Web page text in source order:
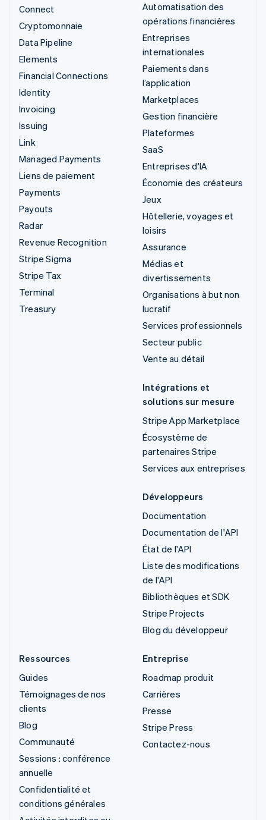
Connect
Cryptomonnaie
Data Pipeline
Elements
Financial Connections
Identity
Invoicing
Issuing
Link
Managed Payments
Liens de paiement
Payments
Payouts
Radar
Revenue Recognition
Stripe Sigma
Stripe Tax
Terminal
Treasury
Automatisation des
opérations financières
Entreprises
internationales
Paiements dans
l’application
Marketplaces
Gestion financière
Plateformes
SaaS
Entreprises d'IA
Économie des créateurs
Jeux
Hôtellerie, voyages et
loisirs
Assurance
Médias et
divertissements
Organisations à but non
lucratif
Services professionnels
Secteur public
Vente au détail
Intégrations et
solutions sur mesure
Stripe App Marketplace
Écosystème de
partenaires Stripe
Services aux entreprises
Développeurs
Documentation
Documentation de l'API
État de l'API
Liste des modifications
de l'API
Bibliothèques et SDK
Stripe Projects
Blog du développeur
Ressources
Guides
Témoignages de nos
clients
Blog
Communauté
Sessions : conférence
annuelle
Confidentialité et
conditions générales
Entreprise
Roadmap produit
Carrières
Presse
Stripe Press
Contactez-nous